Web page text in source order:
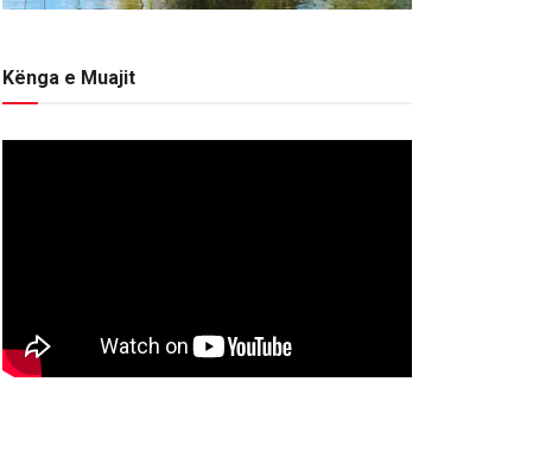
Kënga e Muajit